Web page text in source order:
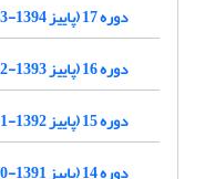
دوره 17 (پاییز 1394-1393)
دوره 16 (پاییز 1393-1392)
دوره 15 (پاییز 1392-1391)
دوره 14 (پاییز 1391-1390)